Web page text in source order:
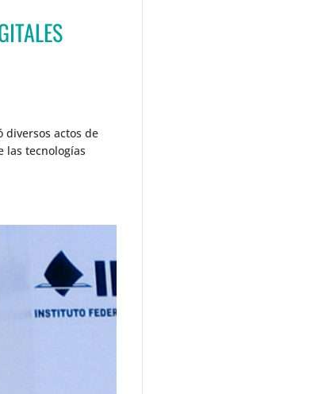
diversos actos de
las tecnologías